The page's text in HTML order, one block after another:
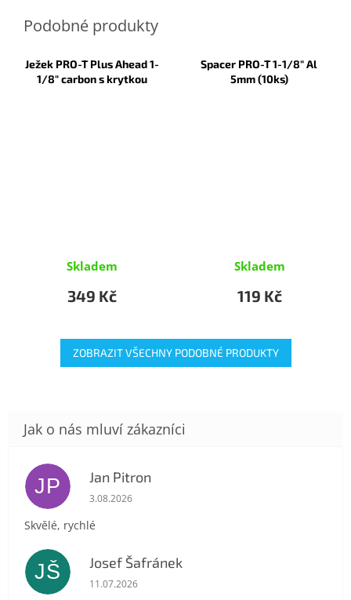
Ježek PRO-T Plus Ahead 1-
1/8" carbon s krytkou
Skladem
349 Kč
Spacer PRO-T 1-1/8" Al
5mm (10ks)
Skladem
119 Kč
ZOBRAZIT VŠECHNY PODOBNÉ PRODUKTY
JP Jan Pitron
Hodnocení obchodu je 5 z 5 hvězdiček.
3.08.2026
Skvělé, rychlé
JŠ Josef Šafránek
Hodnocení obchodu je 5 z 5 hvězdiček.
11.07.2026